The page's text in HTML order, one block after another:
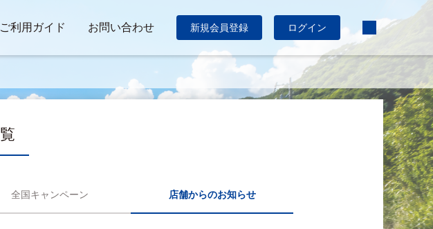
ご利用ガイド お問い合わせ 新規会員登録 ログイン
全国キャンペーン 店舗からのお知らせ